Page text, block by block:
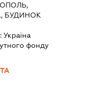
БУДИНОК
Україна
фонду